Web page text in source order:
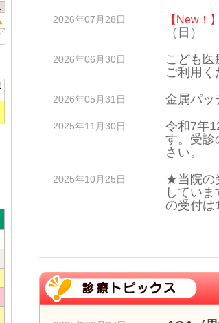
2026年07月28日 【New！】
（日）
2026年06月30日
こども
ご利用く
2026年05月31日 金属パッ
2025年11月30日
令和7年
す。受診
さい。
2025年10月25日
★当院の
してい
の受付は